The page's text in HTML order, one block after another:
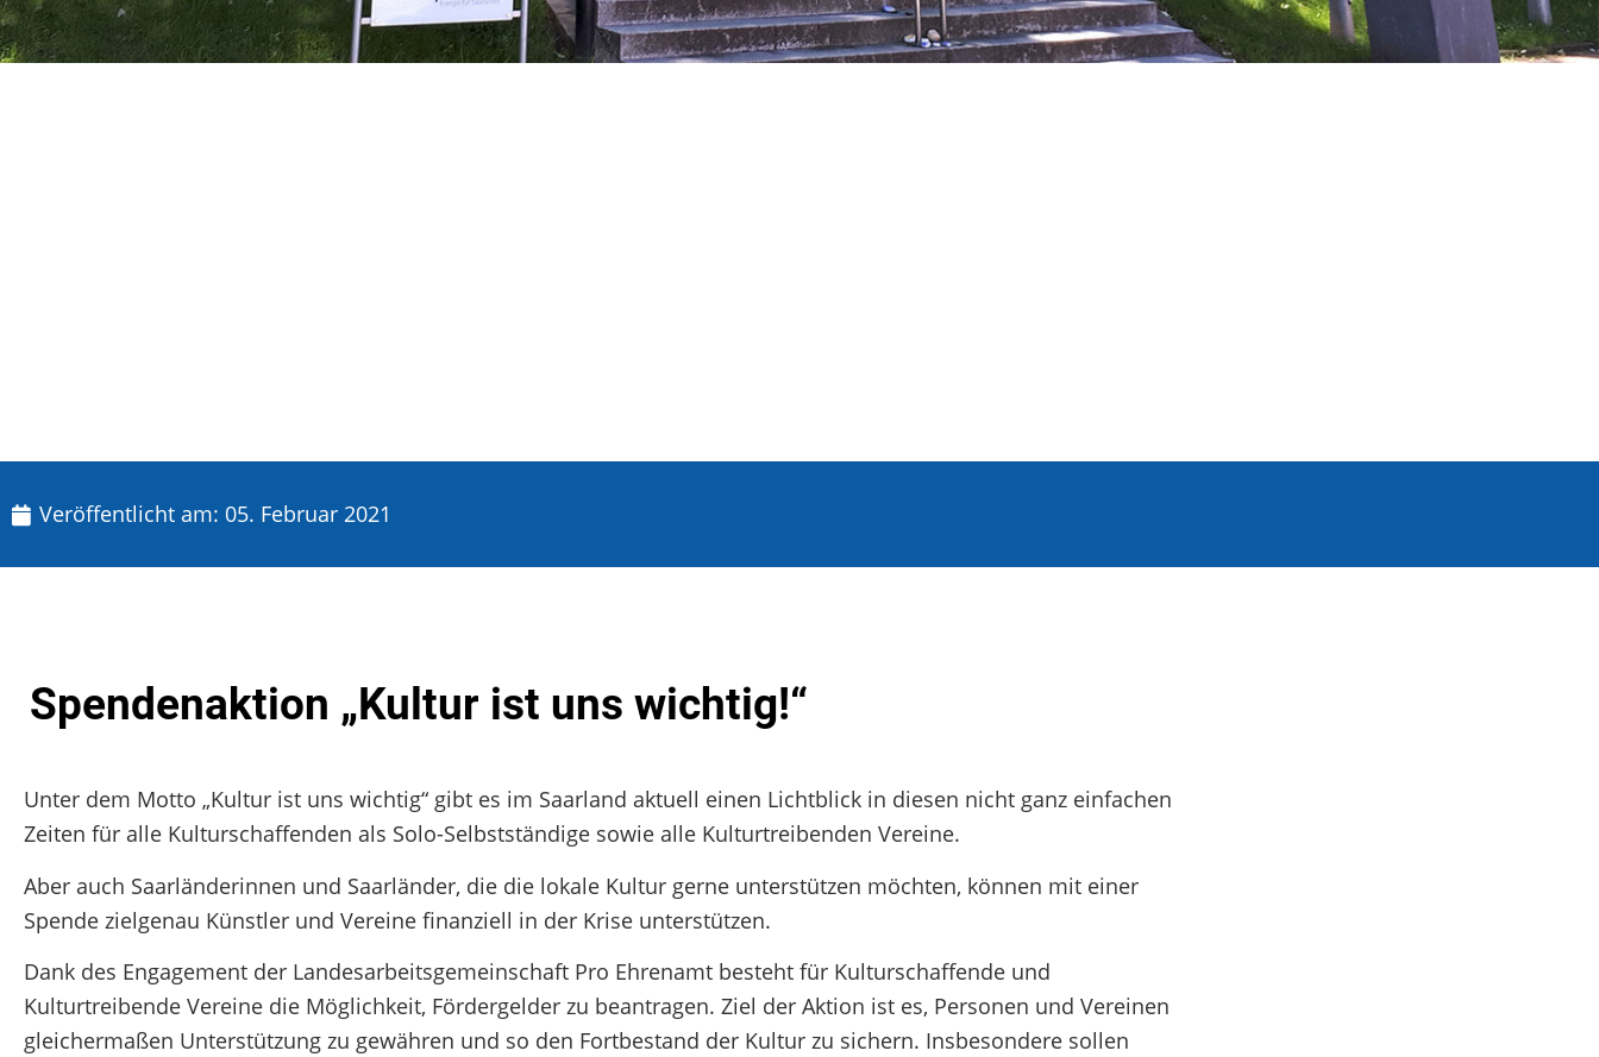
Veröffentlicht am: 05. Februar 2021
Spendenaktion „Kultur ist uns wichtig!“
Unter dem Motto „Kultur ist uns wichtig“ gibt es im Saarland aktuell einen Lichtblick in diesen nicht ganz einfachen
Zeiten für alle Kulturschaffenden als Solo-Selbstständige sowie alle Kulturtreibenden Vereine.
Aber auch Saarländerinnen und Saarländer, die die lokale Kultur gerne unterstützen möchten, können mit einer
Spende zielgenau Künstler und Vereine finanziell in der Krise unterstützen.
Dank des Engagement der Landesarbeitsgemeinschaft Pro Ehrenamt besteht für Kulturschaffende und
Kulturtreibende Vereine die Möglichkeit, Fördergelder zu beantragen. Ziel der Aktion ist es, Personen und Vereinen
gleichermaßen Unterstützung zu gewähren und so den Fortbestand der Kultur zu sichern. Insbesondere sollen